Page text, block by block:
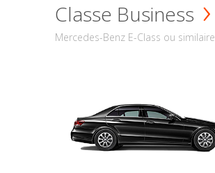
Classe Business
Mercedes-Benz E-Class ou similaire